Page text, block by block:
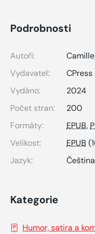
Podrobnosti
Autoři:
Vydavatel:
CPress
Vydáno:
2024
Počet stran:
200
Formáty:
EPUB,
Velikost:
EPUB
Jazyk:
Čeština
Kategorie
Humor, satira a